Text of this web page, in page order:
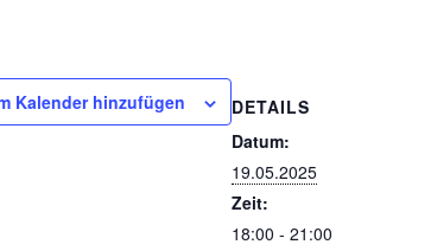
Kalender hinzufügen
DETAILS
Datum:
19.05.2025
Zeit:
18:00 - 21:00